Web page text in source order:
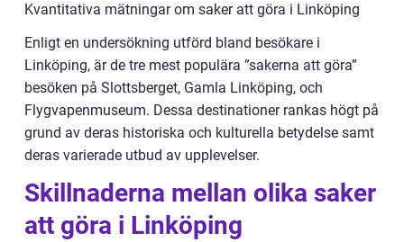
Kvantitativa mätningar om saker att göra i Linköping
Enligt en undersökning utförd bland besökare i
Linköping, är de tre mest populära ”sakerna att göra”
besöken på Slottsberget, Gamla Linköping, och
Flygvapenmuseum. Dessa destinationer rankas högt på
grund av deras historiska och kulturella betydelse samt
deras varierade utbud av upplevelser.
Skillnaderna mellan olika saker
att göra i Linköping